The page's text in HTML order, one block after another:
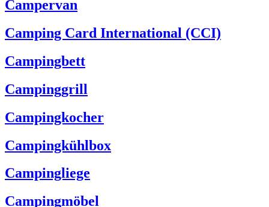
Campervan
Camping Card International (CCI)
Campingbett
Campinggrill
Campingkocher
Campingkühlbox
Campingliege
Campingmöbel